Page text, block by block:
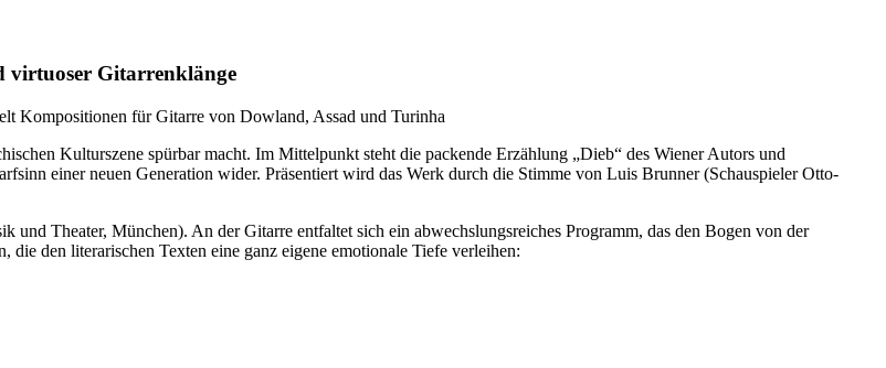
Abend
voller
und
virtuoser
Gitarrenklänge
|
Jungschauspielern
&
Gitarristen
virtuoser Gitarrenklänge
Kompositionen für Gitarre von Dowland, Assad und Turinha
Kulturszene spürbar macht. Im Mittelpunkt steht die packende Erzählung „Dieb“ des Wiener Autors und
einer neuen Generation wider. Präsentiert wird das Werk durch die Stimme von Luis Brunner (Schauspieler Otto-
Theater, München). An der Gitarre entfaltet sich ein abwechslungsreiches Programm, das den Bogen von der
den literarischen Texten eine ganz eigene emotionale Tiefe verleihen: